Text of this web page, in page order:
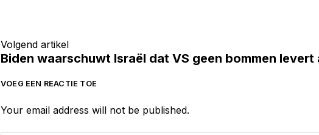
Volgend artikel
Biden waarschuwt Israël dat VS geen bommen
VOEG EEN REACTIE TOE
Your email address will not be published.